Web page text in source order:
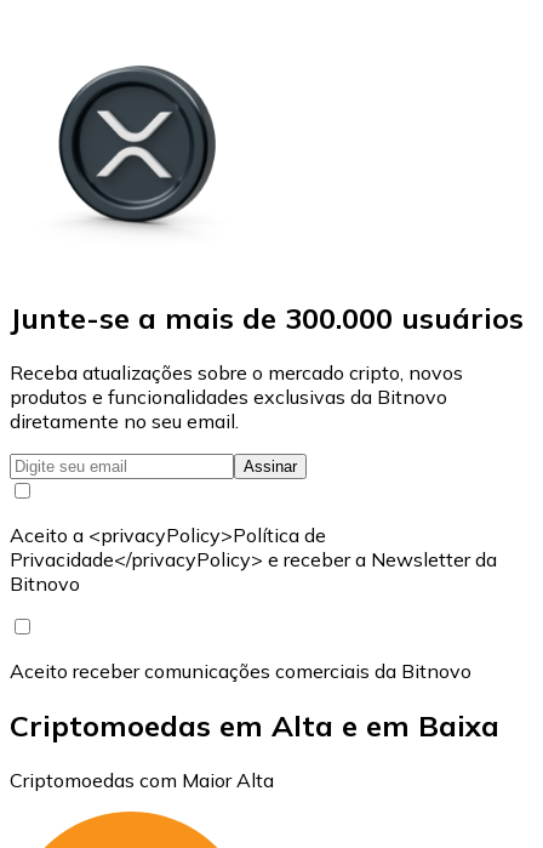
Junte-se a mais de 300.000 usuários
Receba atualizações sobre o mercado cripto, novos
produtos e funcionalidades exclusivas da Bitnovo
diretamente no seu email.
Assinar
Aceito a <privacyPolicy>Política de
Privacidade</privacyPolicy> e receber a Newsletter da
Bitnovo
Aceito receber comunicações comerciais da Bitnovo
Criptomoedas em Alta e em Baixa
Criptomoedas com Maior Alta